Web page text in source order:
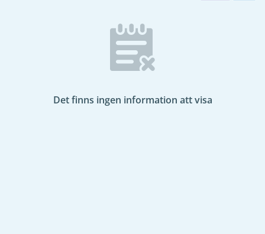
Det finns ingen information att visa